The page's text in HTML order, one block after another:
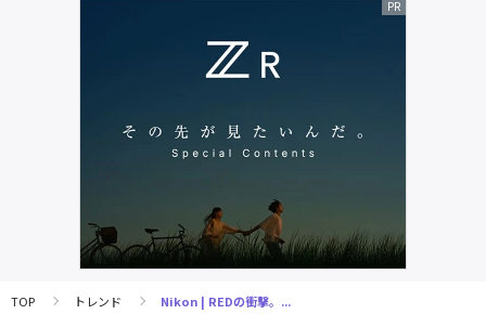
TOP トレンド Nikon | REDの衝撃。...